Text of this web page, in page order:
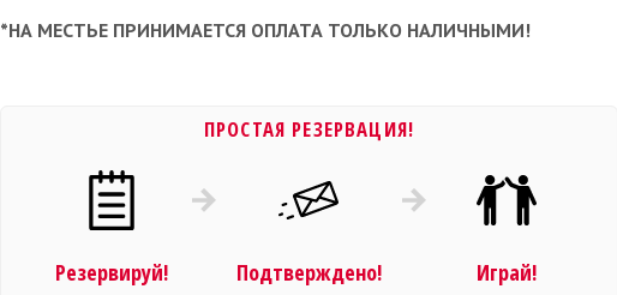
*НА МЕСТЬЕ ПРИНИМАЕТСЯ ОПЛАТА ТОЛЬКО НАЛИЧНЫМИ!
ПРОСТАЯ РЕЗЕРВАЦИЯ!
Резервируй! Подтверждено! Играй!